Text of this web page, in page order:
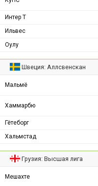
Интер Т
Ильвес
Оулу
Швеция: Аллсвенскан
Мальмё
Хаммарбю
Гётеборг
Хальмстад
Грузия: Высшая лига
Мешахте